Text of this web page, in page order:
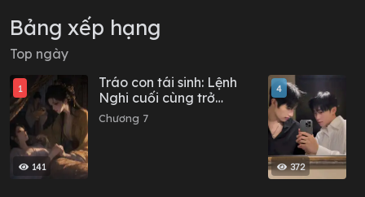
Bảng xếp hạng
Top ngày
141
1
Tráo con tái sinh: Lệnh
Nghi cuối cùng trở
thành Thái tử phi
Chương 7
372
4